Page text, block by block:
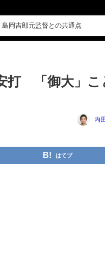
岡吉郎元監督との共通点
打 「御大」こ
内
はてブ